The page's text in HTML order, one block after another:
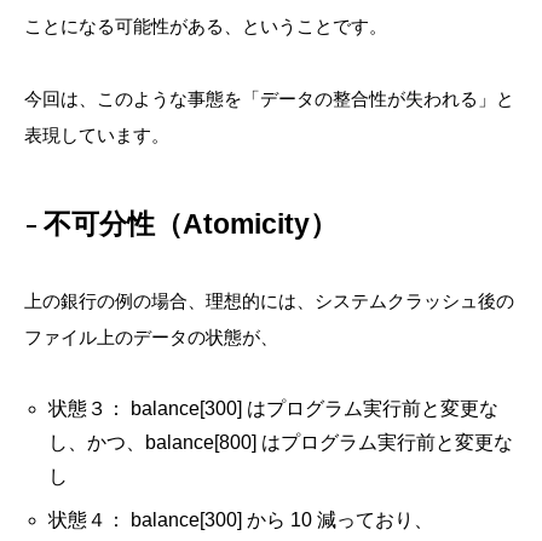
ことになる可能性がある、ということです。
今回は、このような事態を「データの整合性が失われる」と
表現しています。
不可分性（Atomicity）
上の銀行の例の場合、理想的には、システムクラッシュ後の
ファイル上のデータの状態が、
状態３： balance[300] はプログラム実行前と変更な
し、かつ、balance[800] はプログラム実行前と変更な
し
状態４： balance[300] から 10 減っており、